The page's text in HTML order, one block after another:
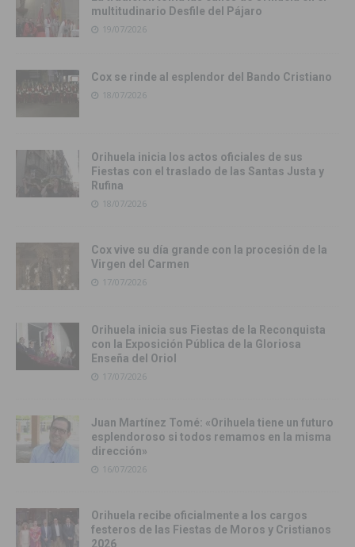
multitudinario Desfile del Pájaro
19/07/2026
Cox se rinde al esplendor del Bando Cristiano
18/07/2026
Orihuela inicia los actos oficiales de sus
Fiestas con el traslado de las Santas Justa y
Rufina
18/07/2026
Cox vive su día grande con la procesión de la
Virgen del Carmen
17/07/2026
Orihuela inicia sus Fiestas de la Reconquista
con la Exposición Pública de la Gloriosa
Enseña del Oriol
17/07/2026
Juan Martínez Tomé: «Orihuela tiene un futuro
esplendoroso si todos remamos en la misma
dirección»
16/07/2026
Orihuela recibe oficialmente a los cargos
festeros de las Fiestas de Moros y Cristianos
2026